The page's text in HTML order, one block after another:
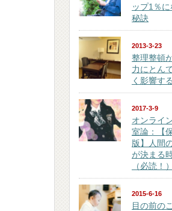
ップ1％に
秘訣
2013-3-23
整理整頓
力にとん
く影響す
2017-3-9
オンライ
室論：【
版】人間
が決まる
（必読！）
2015-6-16
目の前の